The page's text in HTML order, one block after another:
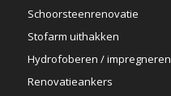
Schoorsteenrenovatie
Stofarm uithakken
Hydrofoberen / impregneren
Renovatieankers